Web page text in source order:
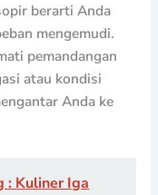
berarti Anda
mengemudi.
pemandangan
atau kondisi
Anda ke
: Kuliner Iga